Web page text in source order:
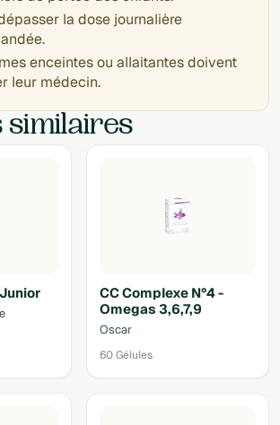
la dose journalière
enceintes ou allaitantes doivent
leur médecin.
CC Complexe N°4 -
Omegas 3,6,7,9
Oscar
60 Gélules